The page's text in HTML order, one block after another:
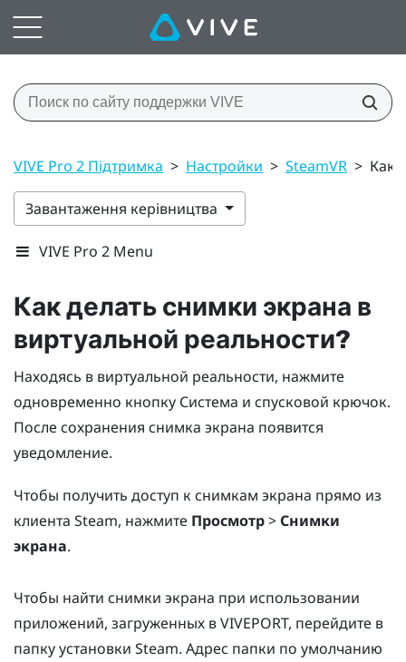
VIVE Pro 2 Підтримка > Настройки > SteamVR > Как
Завантаження керівництва
VIVE Pro 2 Menu
Как делать снимки экрана в
виртуальной реальности?
Находясь в виртуальной реальности, нажмите
одновременно кнопку Система и спусковой крючок.
После сохранения снимка экрана появится
уведомление.
Чтобы получить доступ к снимкам экрана прямо из
клиента Steam, нажмите Просмотр>Снимки
экрана.
Чтобы найти снимки экрана при использовании
приложений, загруженных в VIVEPORT, перейдите в
папку установки Steam. Адрес папки по умолчанию